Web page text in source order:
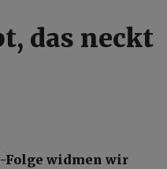
das neckt
Folge widmen wir